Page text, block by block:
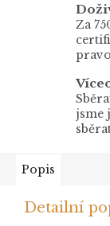
Za
jsme
Popis
Detailní